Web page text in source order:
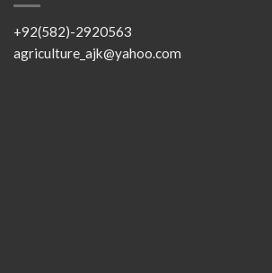
+92(582)-2920563
agriculture_ajk@yahoo.com